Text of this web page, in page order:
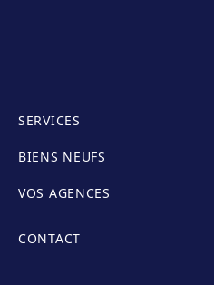
SERVICES
BIENS NEUFS
VOS AGENCES
CONTACT